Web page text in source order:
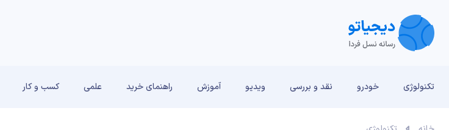
تکنولوژی خودرو نقد و بررسی‌ ویدیو آموزش راهنمای خرید علمی کسب و کار